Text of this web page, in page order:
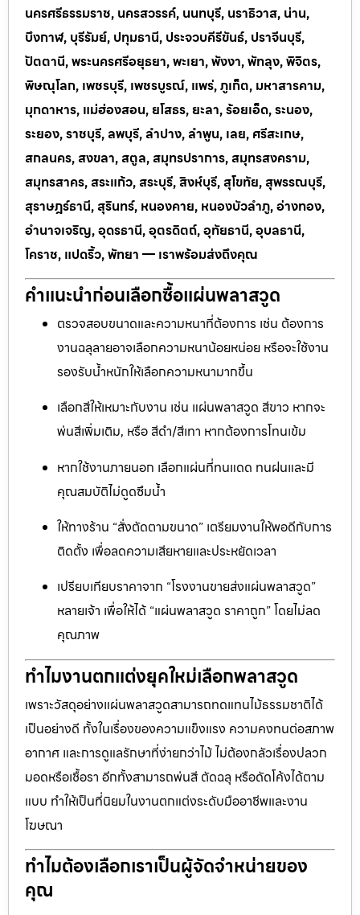
นครศรีธรรมราช, นครสวรรค์, นนทบุรี, นราธิวาส, น่าน,
บึงกาฬ, บุรีรัมย์, ปทุมธานี, ประจวบคีรีขันธ์, ปราจีนบุรี,
ปัตตานี, พระนครศรีอยุธยา, พะเยา, พังงา, พัทลุง, พิจิตร,
พิษณุโลก, เพชรบุรี, เพชรบูรณ์, แพร่, ภูเก็ต, มหาสารคาม,
มุกดาหาร, แม่ฮ่องสอน, ยโสธร, ยะลา, ร้อยเอ็ด, ระนอง,
ระยอง, ราชบุรี, ลพบุรี, ลำปาง, ลำพูน, เลย, ศรีสะเกษ,
สกลนคร, สงขลา, สตูล, สมุทรปราการ, สมุทรสงคราม,
สมุทรสาคร, สระแก้ว, สระบุรี, สิงห์บุรี, สุโขทัย, สุพรรณบุรี,
สุราษฎร์ธานี, สุรินทร์, หนองคาย, หนองบัวลำภู, อ่างทอง,
อำนาจเจริญ, อุดรธานี, อุตรดิตถ์, อุทัยธานี, อุบลธานี,
โคราช, แปดริ้ว, พัทยา — เราพร้อมส่งถึงคุณ
คำแนะนำก่อนเลือกซื้อแผ่นพลาสวูด
ตรวจสอบขนาดและความหนาที่ต้องการ เช่น ต้องการ
งานฉลุลายอาจเลือกความหนาน้อยหน่อย หรือจะใช้งาน
รองรับน้ำหนักให้เลือกความหนามากขึ้น
เลือกสีให้เหมาะกับงาน เช่น แผ่นพลาสวูด สีขาว หากจะ
พ่นสีเพิ่มเติม, หรือ สีดำ/สีเทา หากต้องการโทนเข้ม
หากใช้งานภายนอก เลือกแผ่นที่ทนแดด ทนฝนและมี
คุณสมบัติไม่ดูดซึมน้ำ
ให้ทางร้าน “สั่งตัดตามขนาด” เตรียมงานให้พอดีกับการ
ติดตั้ง เพื่อลดความเสียหายและประหยัดเวลา
เปรียบเทียบราคาจาก “โรงงานขายส่งแผ่นพลาสวูด”
หลายเจ้า เพื่อให้ได้ “แผ่นพลาสวูด ราคาถูก” โดยไม่ลด
คุณภาพ
ทำไมงานตกแต่งยุคใหม่เลือกพลาสวูด
เพราะวัสดุอย่างแผ่นพลาสวูดสามารถทดแทนไม้ธรรมชาติได้
เป็นอย่างดี ทั้งในเรื่องของความแข็งแรง ความคงทนต่อสภาพ
อากาศ และการดูแลรักษาที่ง่ายกว่าไม้ ไม่ต้องกลัวเรื่องปลวก
มอดหรือเชื้อรา อีกทั้งสามารถพ่นสี ตัดฉลุ หรือดัดโค้งได้ตาม
แบบ ทำให้เป็นที่นิยมในงานตกแต่งระดับมืออาชีพและงาน
โฆษณา
ทำไมต้องเลือกเราเป็นผู้จัดจำหน่ายของ
คุณ